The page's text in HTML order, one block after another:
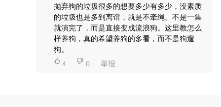
抛弃狗的垃圾很多的想要多少有多少，没素质
的垃圾也是多到离谱，就是不牵绳。不是一集
就演完了，而是直接变成流浪狗。这里教怎么
样养狗，真的希望养狗的多看，而不是狗遛
狗。
 4  0 举报